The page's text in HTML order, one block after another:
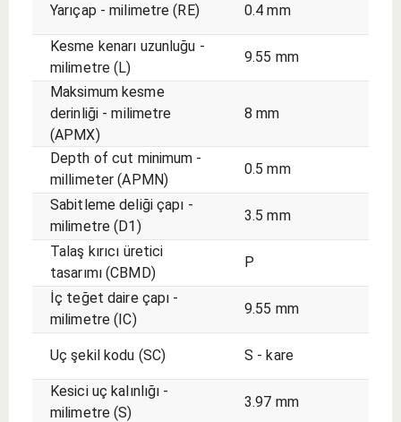
Yarıçap - milimetre (RE) 0.4 mm
Kesme kenarı uzunluğu -
milimetre (L)
9.55 mm
Maksimum kesme
derinliği - milimetre
(APMX)
8 mm
Depth of cut minimum -
millimeter (APMN)
0.5 mm
Sabitleme deliği çapı -
milimetre (D1)
3.5 mm
Talaş kırıcı üretici
tasarımı (CBMD)
P
İç teğet daire çapı -
milimetre (IC)
9.55 mm
Uç şekil kodu (SC) S - kare
Kesici uç kalınlığı -
milimetre (S)
3.97 mm